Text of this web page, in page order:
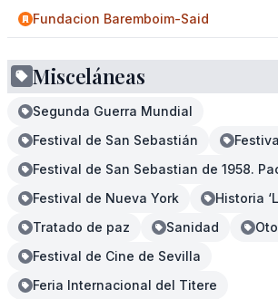
Fundacion Baremboim-Said
Misceláneas
Segunda Guerra Mundial
Festival de San Sebastián
Festival de San Sebastian de 1958.
Festival de Nueva York
Historia
Tratado de paz
Sanidad
Festival de Cine de Sevilla
Feria Internacional del Titere